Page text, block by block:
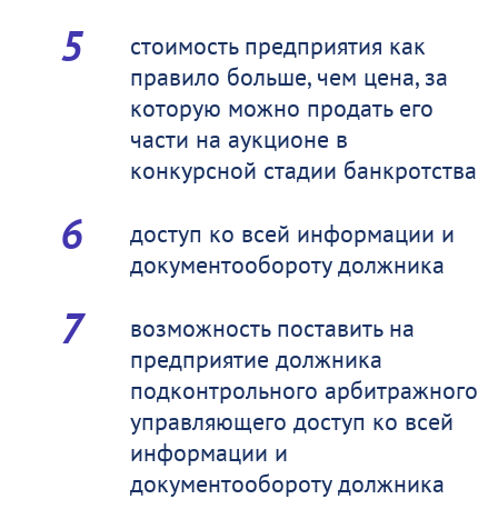
стоимость предприятия как
правило больше, чем цена, за
которую можно продать его
части на аукционе в
конкурсной стадии банкротства
доступ ко всей информации и
документообороту должника
возможность поставить на
предприятие должника
подконтрольного арбитражного
управляющего доступ ко всей
информации и
документообороту должника